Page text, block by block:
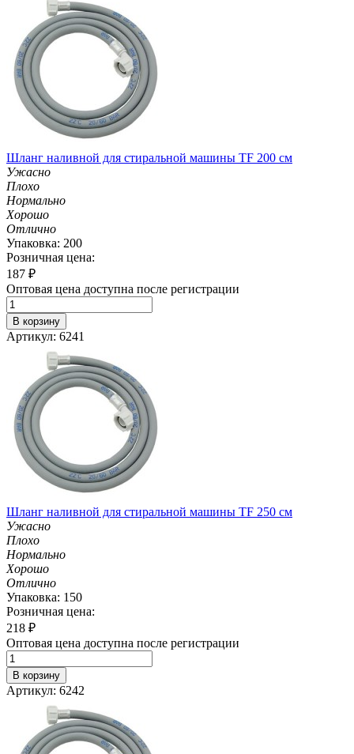
Шланг наливной для стиральной машины TF 200 см
Ужасно
Плохо
Нормально
Хорошо
Отлично
Упаковка: 200
Розничная цена:
187 ₽
Оптовая цена доступна после регистрации
В корзину
Артикул: 6241
Шланг наливной для стиральной машины TF 250 см
Ужасно
Плохо
Нормально
Хорошо
Отлично
Упаковка: 150
Розничная цена:
218 ₽
Оптовая цена доступна после регистрации
В корзину
Артикул: 6242